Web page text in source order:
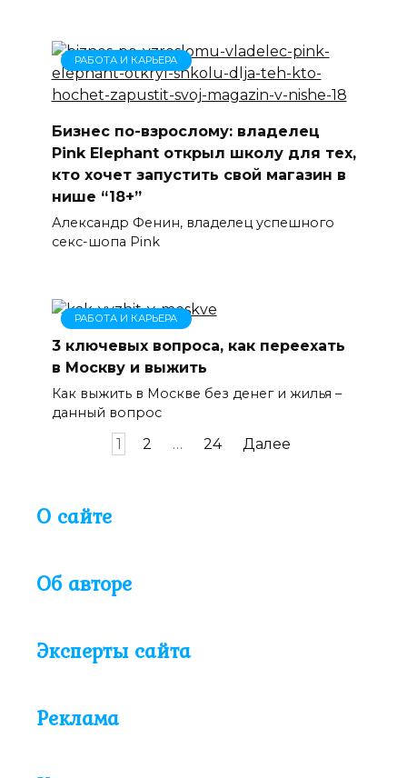
РАБОТА И КАРЬЕРА
Бизнес по-взрослому: владелец
Pink Elephant открыл школу для тех,
кто хочет запустить свой магазин в
нише “18+”
Александр Фенин, владелец успешного
секс-шопа Pink
РАБОТА И КАРЬЕРА
3 ключевых вопроса, как переехать
в Москву и выжить
Как выжить в Москве без денег и жилья –
данный вопрос
1 2 … 24 Далее
О сайте
Об авторе
Эксперты сайта
Реклама